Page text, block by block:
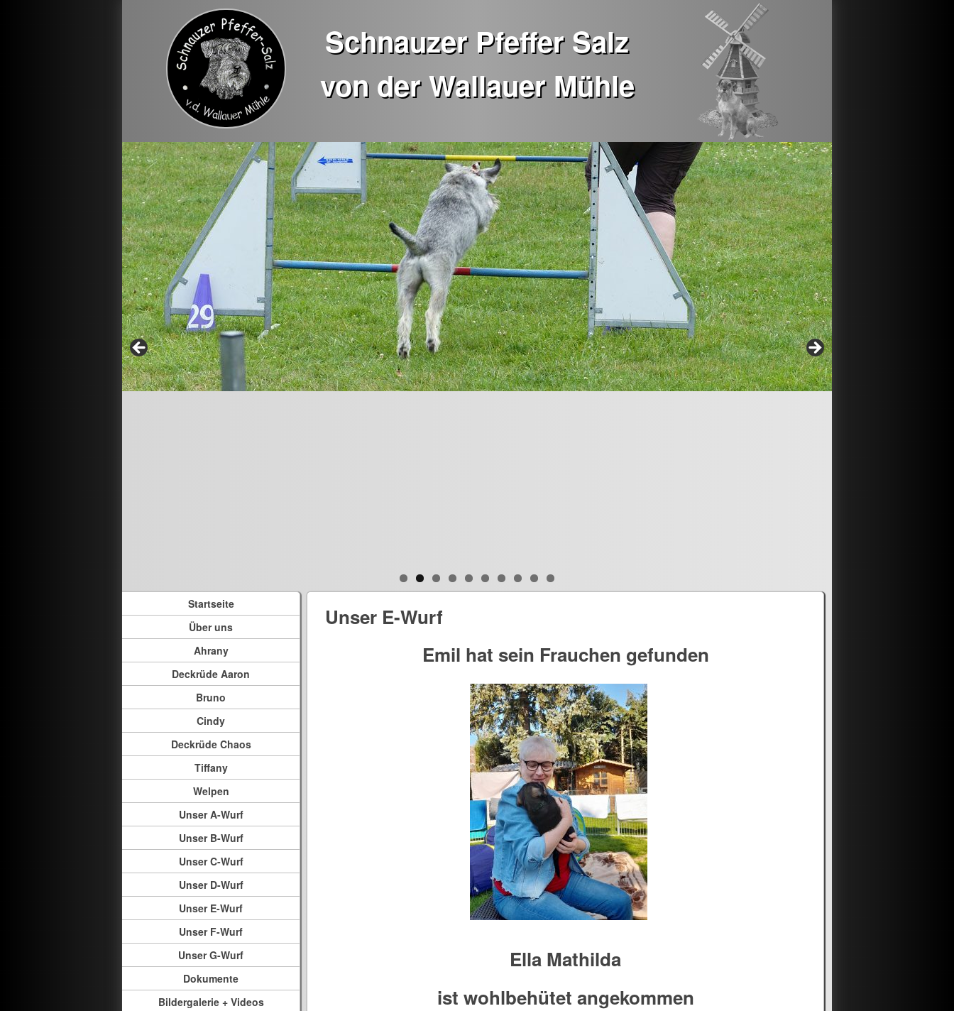
Schnauzer Pfeffer Salz
von der Wallauer Mühle
Startseite
Über uns
Ahrany
Deckrüde Aaron
Bruno
Cindy
Deckrüde Chaos
Tiffany
Welpen
Unser A-Wurf
Unser B-Wurf
Unser C-Wurf
Unser D-Wurf
Unser E-Wurf
Unser F-Wurf
Unser G-Wurf
Dokumente
Bildergalerie + Videos
Unser E-Wurf
Emil hat sein Frauchen gefunden
Ella Mathilda
ist wohlbehütet angekommen